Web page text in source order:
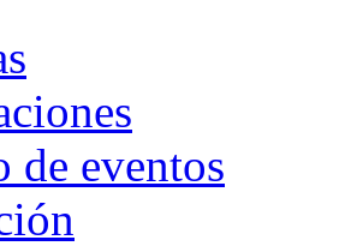
de eventos